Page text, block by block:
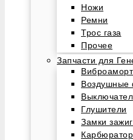
Ножи
Ремни
Трос газа
Прочее
Запчасти для
Воздушные
Глушители
Замки